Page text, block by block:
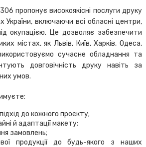
пропонує високоякісні послуги друку
України, включаючи всі обласні центри,
окупацією. Це дозволяє забезпечити
містах, як Львів, Київ, Харків, Одеса,
сучасне обладнання та
довговічність друку навіть за
умов.
до кожного проєкту;
й адаптації макету;
замовлень;
продукції до будь-якого з наших